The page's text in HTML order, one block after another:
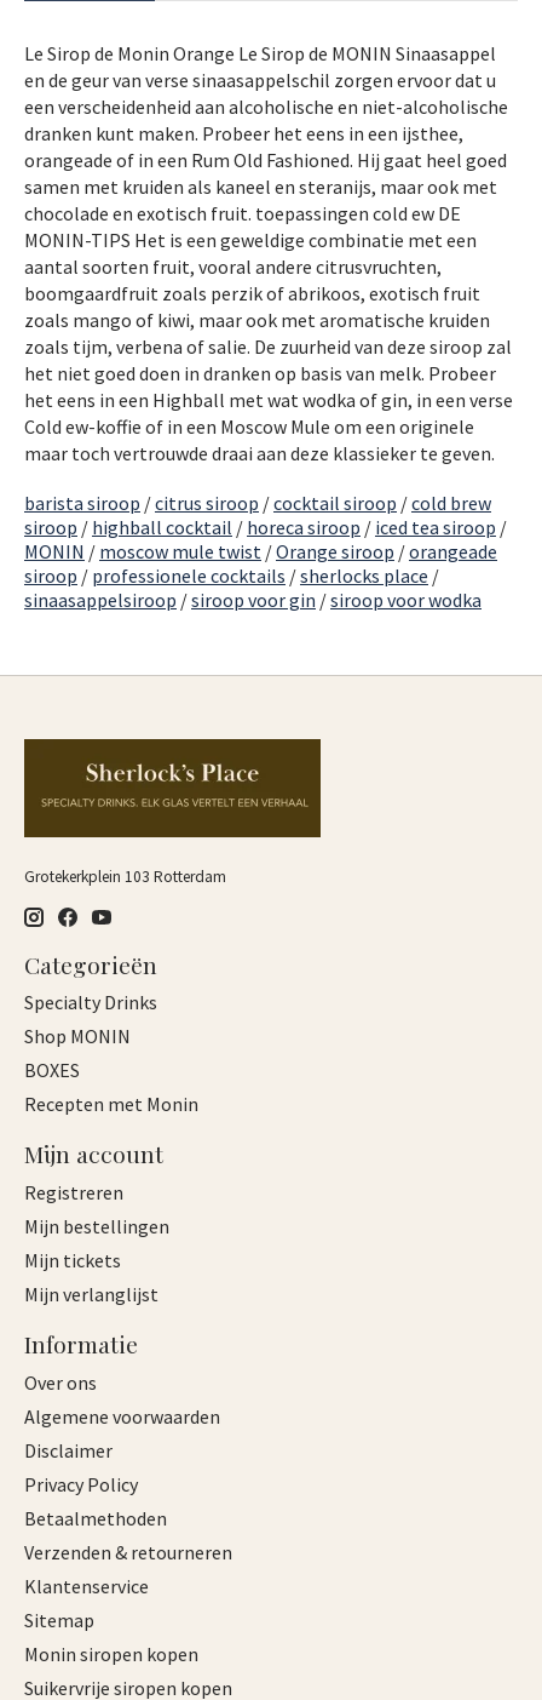
Le Sirop de Monin Orange Le Sirop de MONIN Sinaasappel
en de geur van verse sinaasappelschil zorgen ervoor dat u
een verscheidenheid aan alcoholische en niet-alcoholische
dranken kunt maken. Probeer het eens in een ijsthee,
orangeade of in een Rum Old Fashioned. Hij gaat heel goed
samen met kruiden als kaneel en steranijs, maar ook met
chocolade en exotisch fruit. toepassingen cold ew DE
MONIN-TIPS Het is een geweldige combinatie met een
aantal soorten fruit, vooral andere citrusvruchten,
boomgaardfruit zoals perzik of abrikoos, exotisch fruit
zoals mango of kiwi, maar ook met aromatische kruiden
zoals tijm, verbena of salie. De zuurheid van deze siroop zal
het niet goed doen in dranken op basis van melk. Probeer
het eens in een Highball met wat wodka of gin, in een verse
Cold ew-koffie of in een Moscow Mule om een ​​originele
maar toch vertrouwde draai aan deze klassieker te geven.
barista siroop /citrus siroop /cocktail siroop /cold brew
siroop / highball cocktail / horeca siroop / iced tea siroop /
MONIN / moscow mule twist /Orange siroop /orangeade
siroop / professionele cocktails /sherlocks place /
sinaasappelsiroop /siroop voor gin /siroop voor wodka
Grotekerkplein 103 Rotterdam
Categorieën
Specialty Drinks
Shop MONIN
BOXES
Recepten met Monin
Mijn account
Registreren
Mijn bestellingen
Mijn tickets
Mijn verlanglijst
Informatie
Over ons
Algemene voorwaarden
Disclaimer
Privacy Policy
Betaalmethoden
Verzenden & retourneren
Klantenservice
Sitemap
Monin siropen kopen
Suikervrije siropen kopen